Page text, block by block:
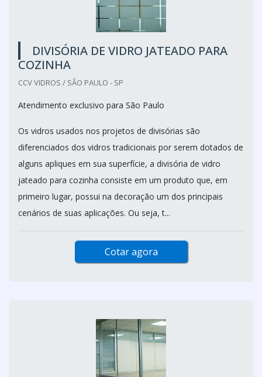
DIVISÓRIA DE VIDRO JATEADO PARA
COZINHA
CCV VIDROS / SÃO PAULO - SP
Atendimento exclusivo para São Paulo
Os vidros usados nos projetos de divisórias são
diferenciados dos vidros tradicionais por serem dotados de
alguns apliques em sua superfície, a divisória de vidro
jateado para cozinha consiste em um produto que, em
primeiro lugar, possui na decoração um dos principais
cenários de suas aplicações. Ou seja, t...
Cotar agora